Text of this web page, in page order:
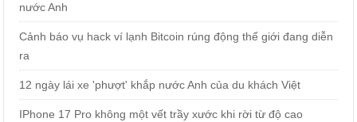
nước Anh
Cảnh báo vụ hack ví lạnh Bitcoin rúng động thế giới đang diễn
ra
12 ngày lái xe 'phượt' khắp nước Anh của du khách Việt
IPhone 17 Pro không một vết trầy xước khi rời từ độ cao